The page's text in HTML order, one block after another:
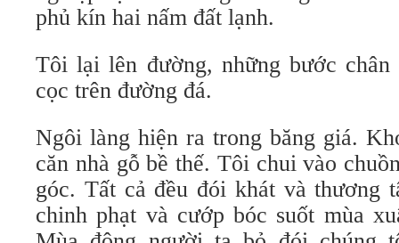
phủ kín hai nấm đất lạnh.
Tôi lại lên đường, những bước
cọc trên đường đá.
Ngôi làng hiện ra trong băng giá.
căn nhà gỗ bề thế. Tôi chui vào
góc. Tất cả đều đói khát và thương
chinh phạt và cướp bóc suốt mùa